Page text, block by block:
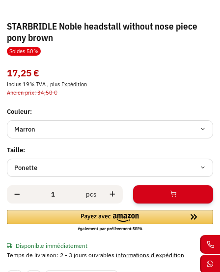
STARBRIDLE Noble headstall without nose piece
pony brown
Soldes 50%
17,25 €
inclus 19% TVA , plus Expédition
Ancien prix: 34,50 €
Couleur:
Marron
Taille:
Ponette
pcs
Disponible immédiatement
Temps de livraison: 2 - 3 jours ouvrables informations d'expédition